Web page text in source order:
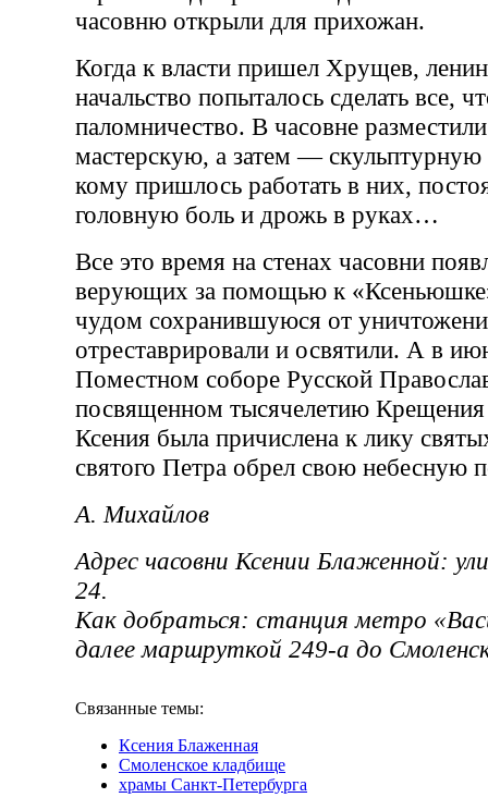
часовню открыли для прихожан.
Когда к власти пришел Хрущев,
начальство попыталось сделать все,
паломничество. В часовне
мастерскую, а затем —
кому пришлось работать в них,
головную боль и дрожь в руках…
Все это время на стенах часовни
верующих за помощью к
чудом сохранившуюся от
отреставрировали и освятили. А в
Поместном соборе Русской
посвященном тысячелетию
Ксения была причислена к лику
святого Петра обрел свою небесную
А. Михайлов
Адрес часовни Ксении Блаженной:
24.
Как добраться: станция метро
далее маршруткой 249-а до
Связанные темы:
Ксения Блаженная
Смоленское кладбище
храмы Санкт-Петербурга